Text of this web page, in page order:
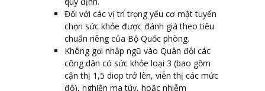
Đối với các vị trí trọng yếu cơ mật tuyển
chọn sức khỏe được đánh giá theo tiêu
chuẩn riêng của Bộ Quốc phòng.
Không gọi nhập ngũ vào Quân đội các
công dân có sức khỏe loại 3 (bao gồm
cận thị 1,5 diop trở lên, viễn thị các mức
độ), nghiện ma túy, hoặc nhiễm